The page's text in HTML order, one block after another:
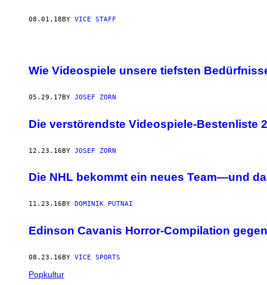
08.01.18BY VICE STAFF
Wie Videospiele unsere tiefsten
05.29.17 BY JOSEF ZORN
Die verstörendste Videospiele-Bestenliste
12.23.16BY JOSEF ZORN
Die NHL bekommt ein neues Team—und
11.23.16 BY DOMINIK PUTNAI
Edinson Cavanis Horror-Compilation
08.23.16BY VICE SPORTS
Popkultur